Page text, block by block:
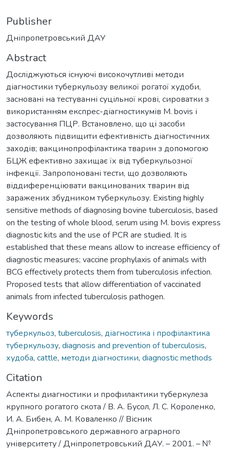
Publisher
Дніпропетровський ДАУ
Abstract
Досліджуються існуючі високочутливі методи
діагностики туберкульозу великої рогатої худоби,
засновані на тестуванні суцільної крові, сироватки з
використанням експрес-діагностикумів M. bovis і
застосування ПЦР. Встановлено, що ці засоби
дозволяють підвищити ефективність діагностичних
заходів; вакцинопрофілактика тварин з допомогою
БЦЖ ефективно захищає їх від туберкульозної
інфекції. Запропоновані тести, що дозволяють
віддиференціювати вакцинованих тварин від
заражених збудником туберкульозу. Existing highly
sensitive methods of diagnosing bovine tuberculosis, based
on the testing of whole blood, serum using M. bovis express
diagnostic kits and the use of PCR are studied. It is
established that these means allow to increase efficiency of
diagnostic measures; vaccine prophylaxis of animals with
BCG effectively protects them from tuberculosis infection.
Proposed tests that allow differentiation of vaccinated
animals from infected tuberculosis pathogen.
Keywords
туберкульоз, tuberculosis, діагностика і профілактика
туберкульозу, diagnosis and prevention of tuberculosis,
худоба, cattle, методи діагностики, diagnostic methods
Citation
Аспекты диагностики и профилактики туберкулеза
крупного рогатого скота / В. А. Бусол, Л. С. Короленко,
И. А. Бибен, А. М. Коваленко // Вісник
Дніпропетровського державного аграрного
університету / Дніпропетровський ДАУ. – 2001. – №